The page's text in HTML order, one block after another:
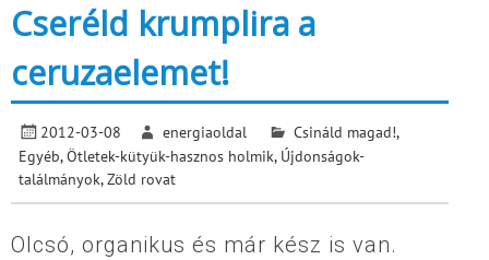
Cseréld krumplira a
ceruzaelemet!
2012-03-08 energiaoldal Csináld magad!,
Egyéb,Ötletek-kütyük-hasznos holmik, Újdonságok-
találmányok,Zöld rovat
Olcsó, organikus és már kész is van.